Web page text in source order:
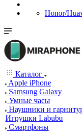
Honor/
Каталог
Apple iPhone
Samsung Galaxy
Умные часы
Наушники и
Игрушки Labubu
Смартфоны